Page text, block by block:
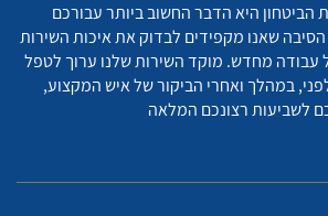
הביטחון היא הדבר החשוב ביותר עבורכם
שאנו מקפידים לבדוק את איכות השירות
עבודה מחדש. מוקד השירות שלנו ערוך לטפל
במהלך ואחרי הביקור של איש המקצוע,
לשביעות רצונכם המלאה